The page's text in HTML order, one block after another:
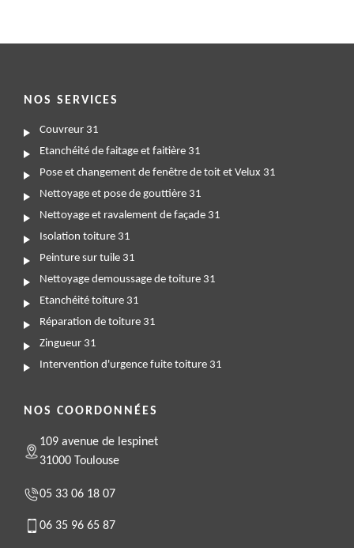
NOS SERVICES
Couvreur 31
Etanchéité de faitage et faitière 31
Pose et changement de fenêtre de toit et Velux 31
Nettoyage et pose de gouttière 31
Nettoyage et ravalement de façade 31
Isolation toiture 31
Peinture sur tuile 31
Nettoyage demoussage de toiture 31
Etanchéité toiture 31
Réparation de toiture 31
Zingueur 31
Intervention d'urgence fuite toiture 31
NOS COORDONNÉES
109 avenue de lespinet
31000 Toulouse
05 33 06 18 07
06 35 96 65 87